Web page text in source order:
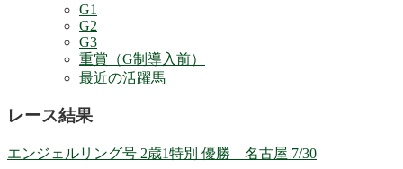
G1
G2
G3
重賞（G制導入前）
最近の活躍馬
レース結果
エンジェルリング号 2歳1特別 優勝 名古屋 7/30